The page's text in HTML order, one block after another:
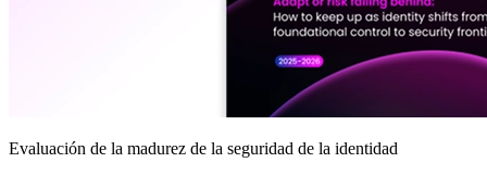
Evaluación de la madurez de la seguridad de la identidad